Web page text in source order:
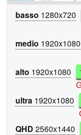
basso 1280x720
medio 1920x1080
alto 1920x1080
ultra 1920x1080
QHD 2560x1440